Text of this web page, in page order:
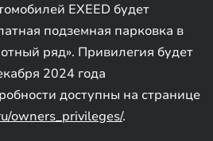
EXEED будет
подземная парковка в
ряд». Привилегия будет
2024 года
доступны на странице
owners_privileges/.